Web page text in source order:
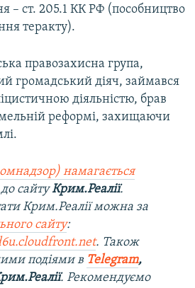
– ст. 205.1 КК РФ (пособництво
теракту).
правозахисна група,
громадський діяч, займався
діяльністю, брав
реформі, захищаючи
намагається
сайтуКрим.Реалії.
Крим.Реалії можна за
сайту:
. Також
подіями в Telegram,
. Рекомендуємо